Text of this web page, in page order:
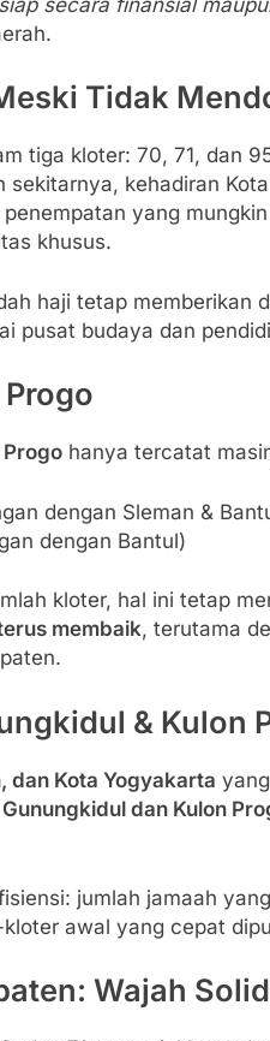
Tidak
tiga kloter: 70, 71, dan
sekitarnya, kehadiran
yang
khusus.
haji tetap memberikan
pusat budaya dan
Progo hanya tercatat
dengan Sleman &
dengan Bantul)
kloter, hal ini tetap
membaik, terutama
& Kulon
dan Kota Yogyakarta
Gunungkidul dan Kulon
jumlah jamaah
awal yang cepat
Wajah